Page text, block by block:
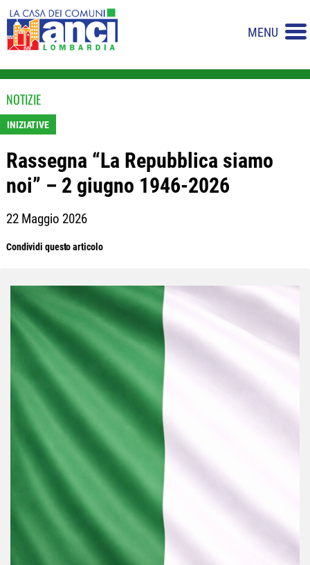
MENU
NOTIZIE
INIZIATIVE
Rassegna “La Repubblica siamo
noi” – 2 giugno 1946-2026
22 Maggio 2026
Condividi questo articolo